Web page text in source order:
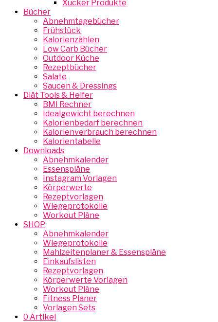
Xucker Produkte
Bücher
Abnehmtagebücher
Frühstück
Kalorienzählen
Low Carb Bücher
Outdoor Küche
Rezeptbücher
Salate
Saucen & Dressings
Diät Tools & Helfer
BMI Rechner
Idealgewicht berechnen
Kalorienbedarf berechnen
Kalorienverbrauch berechnen
Kalorientabelle
Downloads
Abnehmkalender
Essenspläne
Instagram Vorlagen
Körperwerte
Rezeptvorlagen
Wiegeprotokolle
Workout Pläne
SHOP
Abnehmkalender
Wiegeprotokolle
Mahlzeitenplaner & Essenspläne
Einkaufslisten
Rezeptvorlagen
Körperwerte Vorlagen
Workout Pläne
Fitness Planer
Vorlagen Sets
0 Artikel